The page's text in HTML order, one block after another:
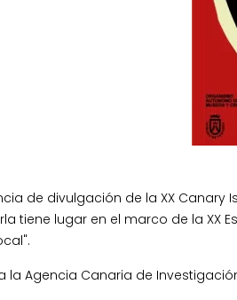
de divulgación de la XX Canary
tiene lugar en el marco de la XX
la Agencia Canaria de